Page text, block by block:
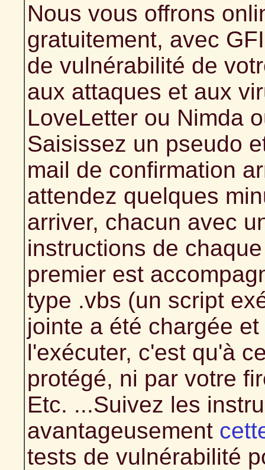
Nous vous offrons
gratuitement, avec
de vulnérabilité de
aux attaques et aux
LoveLetter ou Nimda
Saisissez un pseudo
mail de confirmation
attendez quelques
arriver, chacun avec
instructions de
premier est
type .vbs (un script
jointe a été chargée
l'exécuter, c'est qu'à
protégé, ni par votre
Etc. ...Suivez les
avantageusement
tests de vulnérabilité